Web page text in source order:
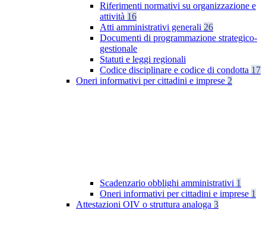
Riferimenti normativi su organizzazione e
attività 16
Atti amministrativi generali 26
Documenti di programmazione strategico-
gestionale
Statuti e leggi regionali
Codice disciplinare e codice di condotta 17
Oneri informativi per cittadini e imprese 2
Scadenzario obblighi amministrativi 1
Oneri informativi per cittadini e imprese 1
Attestazioni OIV o struttura analoga 3